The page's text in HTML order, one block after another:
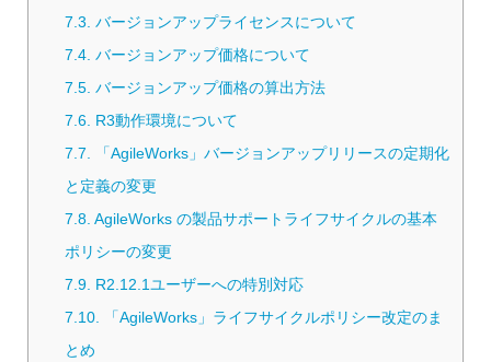
7.3. バージョンアップライセンスについて
7.4. バージョンアップ価格について
7.5. バージョンアップ価格の算出方法
7.6. R3動作環境について
7.7. 「AgileWorks」バージョンアップリリースの定期化
と定義の変更
7.8. AgileWorks の製品サポートライフサイクルの基本
ポリシーの変更
7.9. R2.12.1ユーザーへの特別対応
7.10. 「AgileWorks」ライフサイクルポリシー改定のま
とめ